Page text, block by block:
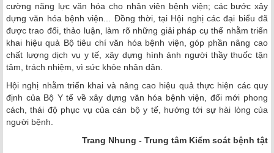
cường năng lực văn hóa cho nhân viên bệnh viện; các bước xây
dựng văn hóa bệnh viện... Đồng thời, tại Hội nghị các đại biểu đã
được trao đổi, thảo luận, làm rõ những giải pháp cụ thể nhằm triển
khai hiệu quả Bộ tiêu chí văn hóa bệnh viện, góp phần nâng cao
chất lượng dịch vụ y tế, xây dựng hình ảnh người thầy thuốc tận
tâm, trách nhiệm, vì sức khỏe nhân dân.
Hội nghị nhằm triển khai và nâng cao hiệu quả thực hiện các quy
định của Bộ Y tế về xây dựng văn hóa bệnh viện, đổi mới phong
cách, thái độ phục vụ của cán bộ y tế, hướng tới sự hài lòng của
người bệnh.
Trang Nhung - Trung tâm Kiểm soát bệnh tật